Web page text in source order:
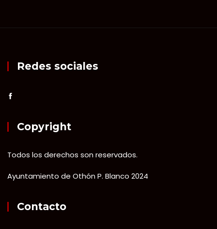
Redes sociales
Copyright
Todos los derechos son reservados.
Ayuntamiento de Othón P. Blanco 2024
Contacto